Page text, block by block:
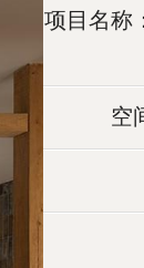
项目名称
空